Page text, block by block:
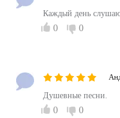
Каждый день слушаю
0 0
Душевные песни.
0 0